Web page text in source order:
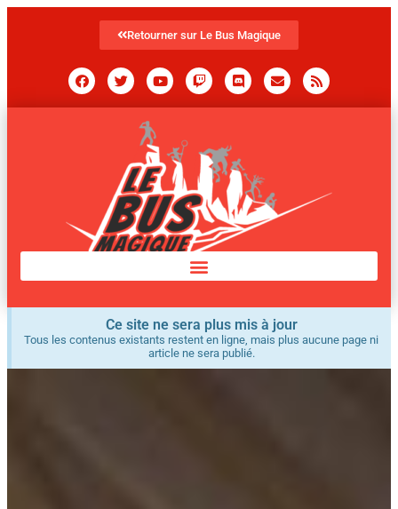
Retourner sur Le Bus Magique
Ce site ne sera plus mis à jour
Tous les contenus existants restent en ligne, mais plus aucune page ni
article ne sera publié.